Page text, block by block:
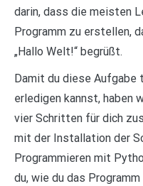
darin, dass die meisten
Programm zu erstellen,
„Hallo Welt!“ begrüßt.
Damit du diese Aufgabe
erledigen kannst, haben
vier Schritten für dich
mit der Installation der
Programmieren mit
du, wie du das